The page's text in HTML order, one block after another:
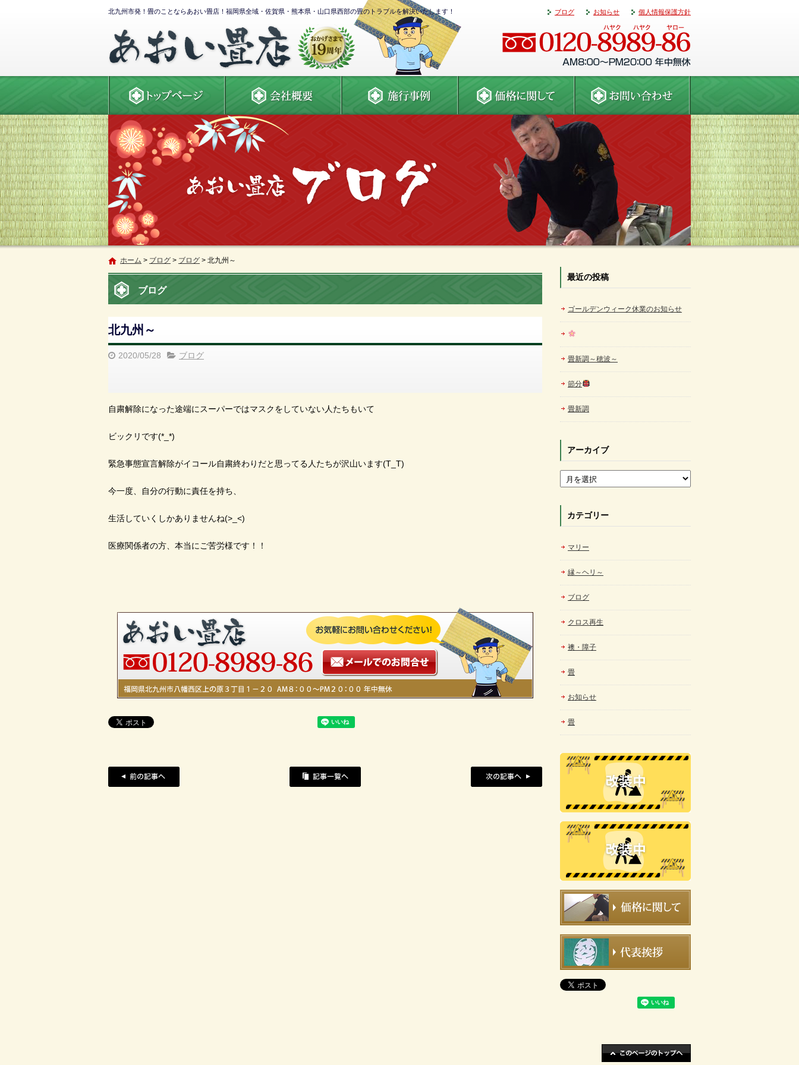
北九州市発！畳のことならあおい畳店！福岡県全域・佐賀県・熊本県・山口県西部の畳のトラブルを解決いたします！ ブログ お知らせ 個人情報保護方針
ホーム > ブログ > ブログ > 北九州～
ブログ
北九州～
2020/05/28 ブログ
自粛解除になった途端にスーパーではマスクをしていない人たちもいて
ビックリです(*_*)
緊急事態宣言解除がイコール自粛終わりだと思ってる人たちが沢山います(T_T)
今一度、自分の行動に責任を持ち、
生活していくしかありませんね(>_<)
医療関係者の方、本当にご苦労様です！！
最近の投稿
ゴールデンウィーク休業のお知らせ
畳新調～穂波～
節分
畳新調
アーカイブ
アーカイブ
カテゴリー
マリー
縁～ヘリ～
ブログ
クロス再生
襖・障子
畳
お知らせ
畳